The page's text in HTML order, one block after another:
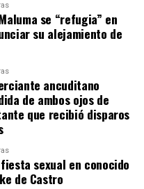
se “refugia” en
su alejamiento de
ancuditano
de ambos ojos de
que recibió disparos
sexual en conocido
de Castro